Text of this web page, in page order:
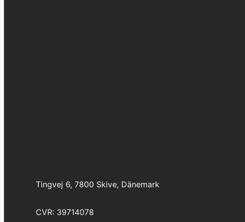
Tingvej 6, 7800 Skive, Dänemark
CVR: 39714078